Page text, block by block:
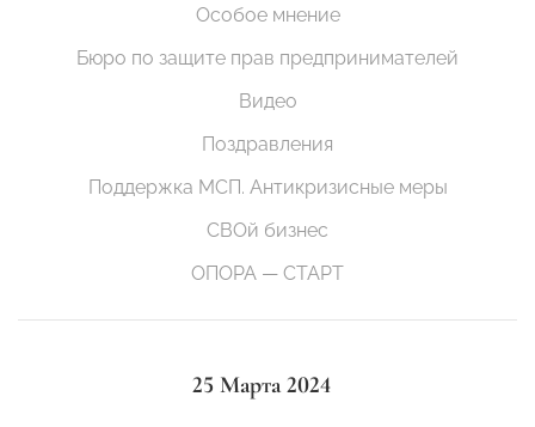
Особое мнение
Бюро по защите прав предпринимателей
Видео
Поздравления
Поддержка МСП. Антикризисные меры
СВОй бизнес
ОПОРА — СТАРТ
25 Марта 2024